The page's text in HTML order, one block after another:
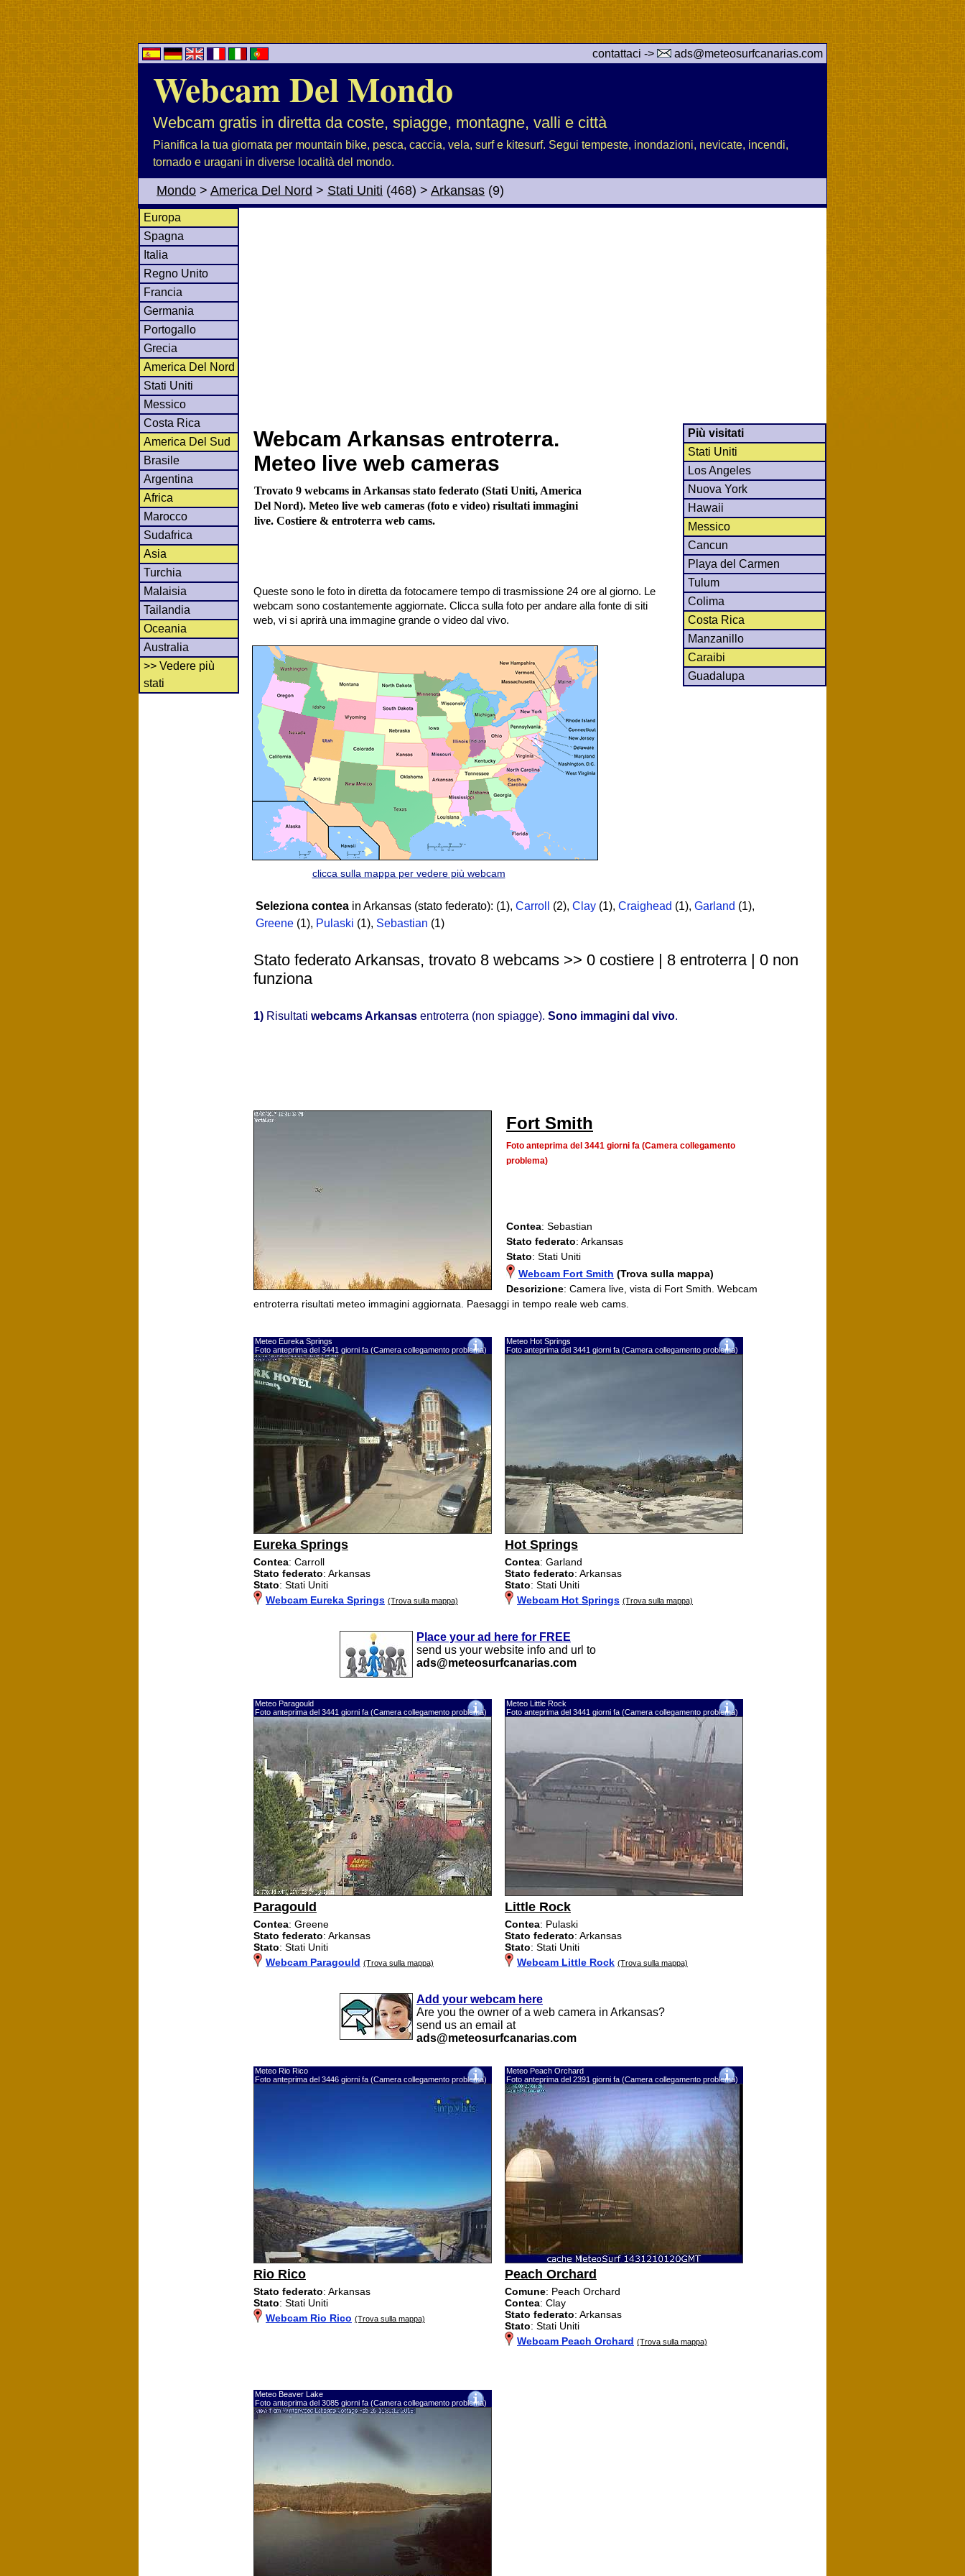
contattaci -> ads@meteosurfcanarias.com
Webcam Del Mondo
Webcam gratis in diretta da coste, spiagge, montagne, valli e città
Pianifica la tua giornata per mountain bike, pesca, caccia, vela, surf e kitesurf. Segui tempeste, inondazioni, nevicate, incendi,
tornado e uragani in diverse località del mondo.
Mondo > America Del Nord > Stati Uniti (468) > Arkansas (9)
Europa
Spagna
Italia
Regno Unito
Francia
Germania
Portogallo
Grecia
America Del Nord
Stati Uniti
Messico
Costa Rica
America Del Sud
Brasile
Argentina
Africa
Marocco
Sudafrica
Asia
Turchia
Malaisia
Tailandia
Oceania
Australia
>> Vedere più
stati
Webcam Arkansas entroterra.
Meteo live web cameras
Trovato 9 webcams in Arkansas stato federato (Stati Uniti, America
Del Nord). Meteo live web cameras (foto e video) risultati immagini
live. Costiere & entroterra web cams.
Queste sono le foto in diretta da fotocamere tempo di trasmissione 24 ore al giorno. Le
webcam sono costantemente aggiornate. Clicca sulla foto per andare alla fonte di siti
web, vi si aprirà una immagine grande o video dal vivo.
clicca sulla mappa per vedere più webcam
Più visitati
Stati Uniti
Los Angeles
Nuova York
Hawaii
Messico
Cancun
Playa del Carmen
Tulum
Colima
Costa Rica
Manzanillo
Caraibi
Guadalupa
Seleziona contea in Arkansas (stato federato): (1), Carroll (2), Clay (1), Craighead (1), Garland (1),
Greene (1), Pulaski (1), Sebastian (1)
Stato federato Arkansas, trovato 8 webcams >> 0 costiere | 8 entroterra | 0 non
funziona
1) Risultati webcams Arkansas entroterra (non spiagge). Sono immagini dal vivo.
Fort Smith
Foto anteprima del 3441 giorni fa (Camera collegamento
problema)
Contea: Sebastian
Stato federato: Arkansas
Stato: Stati Uniti
Webcam Fort Smith (Trova sulla mappa)
Descrizione: Camera live, vista di Fort Smith. Webcam
entroterra risultati meteo immagini aggiornata. Paesaggi in tempo reale web cams.
Meteo Eureka Springs
Foto anteprima del 3441 giorni fa (Camera collegamento problema)
Eureka Springs
Contea: Carroll
Stato federato: Arkansas
Stato: Stati Uniti
Webcam Eureka Springs (Trova sulla mappa)
Meteo Hot Springs
Foto anteprima del 3441 giorni fa (Camera collegamento problema)
Hot Springs
Contea: Garland
Stato federato: Arkansas
Stato: Stati Uniti
Webcam Hot Springs (Trova sulla mappa)
Place your ad here for FREE
send us your website info and url to
ads@meteosurfcanarias.com
Meteo Paragould
Foto anteprima del 3441 giorni fa (Camera collegamento problema)
Paragould
Contea: Greene
Stato federato: Arkansas
Stato: Stati Uniti
Webcam Paragould (Trova sulla mappa)
Meteo Little Rock
Foto anteprima del 3441 giorni fa (Camera collegamento problema)
Little Rock
Contea: Pulaski
Stato federato: Arkansas
Stato: Stati Uniti
Webcam Little Rock (Trova sulla mappa)
Add your webcam here
Are you the owner of a web camera in Arkansas?
send us an email at
ads@meteosurfcanarias.com
Meteo Rio Rico
Foto anteprima del 3446 giorni fa (Camera collegamento problema)
Rio Rico
Stato federato: Arkansas
Stato: Stati Uniti
Webcam Rio Rico (Trova sulla mappa)
Meteo Peach Orchard
Foto anteprima del 2391 giorni fa (Camera collegamento problema)
Peach Orchard
Comune: Peach Orchard
Contea: Clay
Stato federato: Arkansas
Stato: Stati Uniti
Webcam Peach Orchard (Trova sulla mappa)
Meteo Beaver Lake
Foto anteprima del 3085 giorni fa (Camera collegamento problema)